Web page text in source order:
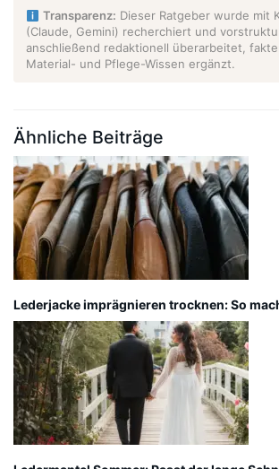
Transparenz: Dieser Ratgeber wurde mit
(Claude, Gemini) recherchiert und
anschließend redaktionell überarbeitet,
Material- und Pflege-Wissen ergänzt.
Ähnliche Beiträge
Lederjacke imprägnieren trocknen: So